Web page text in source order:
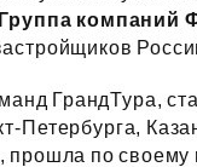
Группа компаний
ГрандТура,
прошла по своему